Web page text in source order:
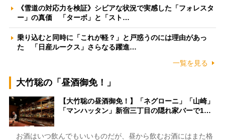
《雪道の対応力を検証》シビアな状況で実感した「フォレスタ
ー」の真価 「ターボ」と「スト…
乗り込むと同時に「これが軽？」と戸惑うのには理由があっ
た 「日産ルークス」さらなる躍進…
一覧を見る
大竹聡の「昼酒御免！」
【大竹聡の昼酒御免！】「ネグローニ」「山崎」
「マンハッタン」新宿三丁目の隠れ家バーで1…
お酒はいつ飲んでもいいものだが、昼から飲むお酒にはまた格